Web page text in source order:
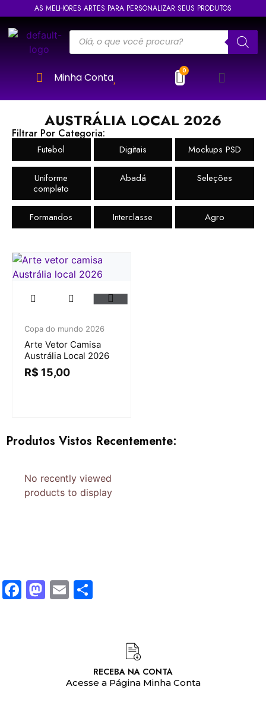
AS MELHORES ARTES PARA PERSONALIZAR SEUS PRODUTOS
Minha Conta
AUSTRÁLIA LOCAL 2026
Filtrar Por Categoria:
Futebol Digitais Mockups PSD
Uniforme
completo
Abadá Seleções
Formandos Interclasse Agro
Copa do mundo 2026
Arte Vetor Camisa
Austrália Local 2026
R$ 15,00
Produtos Vistos Recentemente:
No recently viewed
products to display
Facebook
Mastodon
Email
RECEBA NA CONTA
Acesse a Página Minha Conta